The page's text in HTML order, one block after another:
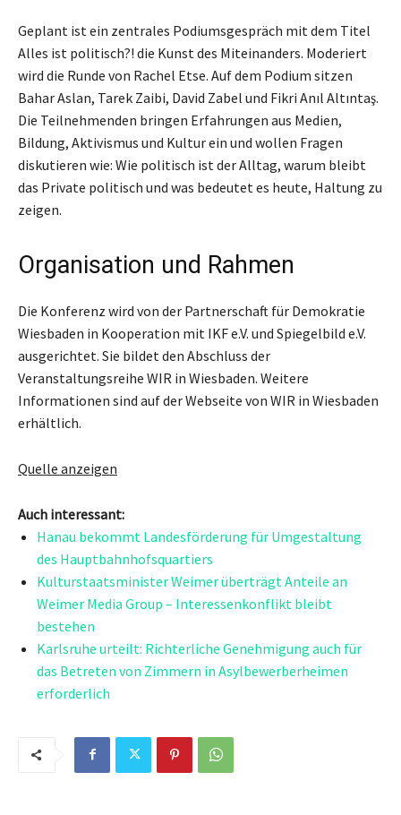
Geplant ist ein zentrales Podiumsgespräch mit dem Titel
Alles ist politisch?! die Kunst des Miteinanders. Moderiert
wird die Runde von Rachel Etse. Auf dem Podium sitzen
Bahar Aslan, Tarek Zaibi, David Zabel und Fikri Anıl Altıntaş.
Die Teilnehmenden bringen Erfahrungen aus Medien,
Bildung, Aktivismus und Kultur ein und wollen Fragen
diskutieren wie: Wie politisch ist der Alltag, warum bleibt
das Private politisch und was bedeutet es heute, Haltung zu
zeigen.
Organisation und Rahmen
Die Konferenz wird von der Partnerschaft für Demokratie
Wiesbaden in Kooperation mit IKF e.V. und Spiegelbild e.V.
ausgerichtet. Sie bildet den Abschluss der
Veranstaltungsreihe WIR in Wiesbaden. Weitere
Informationen sind auf der Webseite von WIR in Wiesbaden
erhältlich.
Quelle anzeigen
Auch interessant:
Hanau bekommt Landesförderung für Umgestaltung
des Hauptbahnhofsquartiers
Kulturstaatsminister Weimer überträgt Anteile an
Weimer Media Group – Interessenkonflikt bleibt
bestehen
Karlsruhe urteilt: Richterliche Genehmigung auch für
das Betreten von Zimmern in Asylbewerberheimen
erforderlich